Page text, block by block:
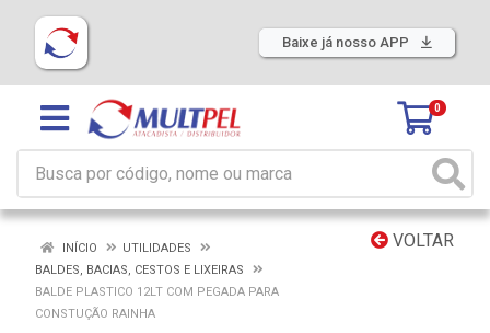
Baixe já nosso APP
0
VOLTAR
INÍCIO
UTILIDADES
BALDES, BACIAS, CESTOS E LIXEIRAS
BALDE PLASTICO 12LT COM PEGADA PARA
CONSTUÇÃO RAINHA